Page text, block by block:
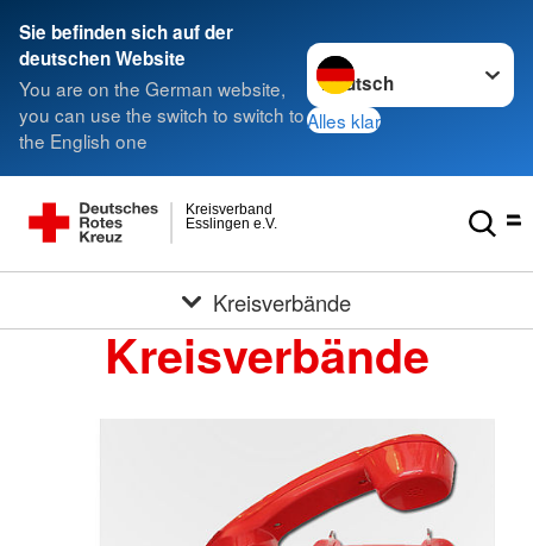
Sie befinden sich auf der
deutschen Website
You are on the German website,
you can use the switch to switch to
the English one
Sprache wechseln zu
Alles klar
Esslingen e.V.
Kreisverband
Kreisverbände
Kreisverbände